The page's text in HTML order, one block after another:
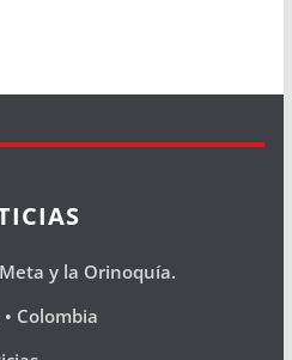
y la Orinoquía.
Colombia